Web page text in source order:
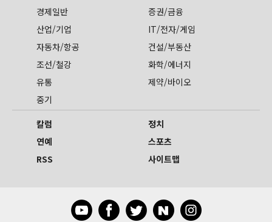
경제일반
증권/금융
산업/기업
IT/전자/게임
자동차/항공
건설/부동산
조선/철강
화학/에너지
유통
제약/바이오
중기
칼럼
정치
연예
스포츠
RSS
사이트맵